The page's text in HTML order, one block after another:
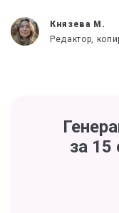
Князева М.
Редактор,
за 15